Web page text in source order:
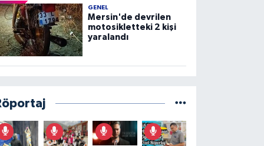
GENEL
Mersin'de devrilen
motosikletteki 2 kişi
yaralandı